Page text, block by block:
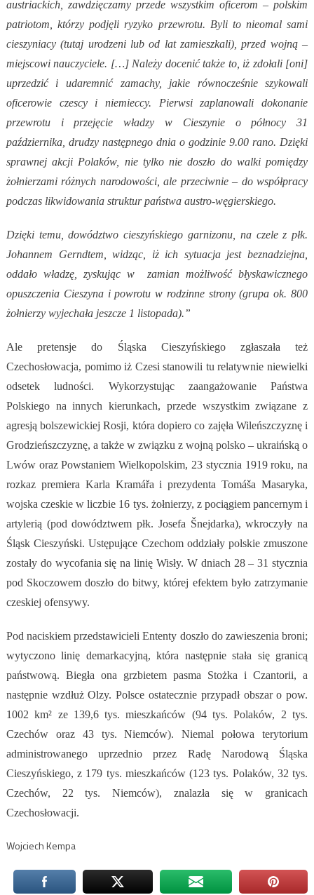
austriackich, zawdzięczamy przede wszystkim oficerom – polskim
patriotom, którzy podjęli ryzyko przewrotu. Byli to nieomal sami
cieszyniacy (tutaj urodzeni lub od lat zamieszkali), przed wojną –
miejscowi nauczyciele. […] Należy docenić także to, iż zdołali [oni]
uprzedzić i udaremnić zamachy, jakie równocześnie szykowali
oficerowie czescy i niemieccy. Pierwsi zaplanowali dokonanie
przewrotu i przejęcie władzy w Cieszynie o północy 31
października, drudzy następnego dnia o godzinie 9.00 rano. Dzięki
sprawnej akcji Polaków, nie tylko nie doszło do walki pomiędzy
żołnierzami różnych narodowości, ale przeciwnie – do współpracy
podczas likwidowania struktur państwa austro-węgierskiego.
Dzięki temu, dowództwo cieszyńskiego garnizonu, na czele z płk.
Johannem Gerndtem, widząc, iż ich sytuacja jest beznadziejna,
oddało władzę, zyskując w zamian możliwość błyskawicznego
opuszczenia Cieszyna i powrotu w rodzinne strony (grupa ok. 800
żołnierzy wyjechała jeszcze 1 listopada).”
Ale pretensje do Śląska Cieszyńskiego zgłaszała też
Czechosłowacja, pomimo iż Czesi stanowili tu relatywnie niewielki
odsetek ludności. Wykorzystując zaangażowanie Państwa
Polskiego na innych kierunkach, przede wszystkim związane z
agresją bolszewickiej Rosji, która dopiero co zajęła Wileńszczyznę i
Grodzieńszczyznę, a także w związku z wojną polsko – ukraińską o
Lwów oraz Powstaniem Wielkopolskim, 23 stycznia 1919 roku, na
rozkaz premiera Karla Kramářa i prezydenta Tomáša Masaryka,
wojska czeskie w liczbie 16 tys. żołnierzy, z pociągiem pancernym i
artylerią (pod dowództwem płk. Josefa Šnejdarka), wkroczyły na
Śląsk Cieszyński. Ustępujące Czechom oddziały polskie zmuszone
zostały do wycofania się na linię Wisły. W dniach 28 – 31 stycznia
pod Skoczowem doszło do bitwy, której efektem było zatrzymanie
czeskiej ofensywy.
Pod naciskiem przedstawicieli Ententy doszło do zawieszenia broni;
wytyczono linię demarkacyjną, która następnie stała się granicą
państwową. Biegła ona grzbietem pasma Stożka i Czantorii, a
następnie wzdłuż Olzy. Polsce ostatecznie przypadł obszar o pow.
1002 km² ze 139,6 tys. mieszkańców (94 tys. Polaków, 2 tys.
Czechów oraz 43 tys. Niemców). Niemal połowa terytorium
administrowanego uprzednio przez Radę Narodową Śląska
Cieszyńskiego, z 179 tys. mieszkańców (123 tys. Polaków, 32 tys.
Czechów, 22 tys. Niemców), znalazła się w granicach
Czechosłowacji.
Wojciech Kempa